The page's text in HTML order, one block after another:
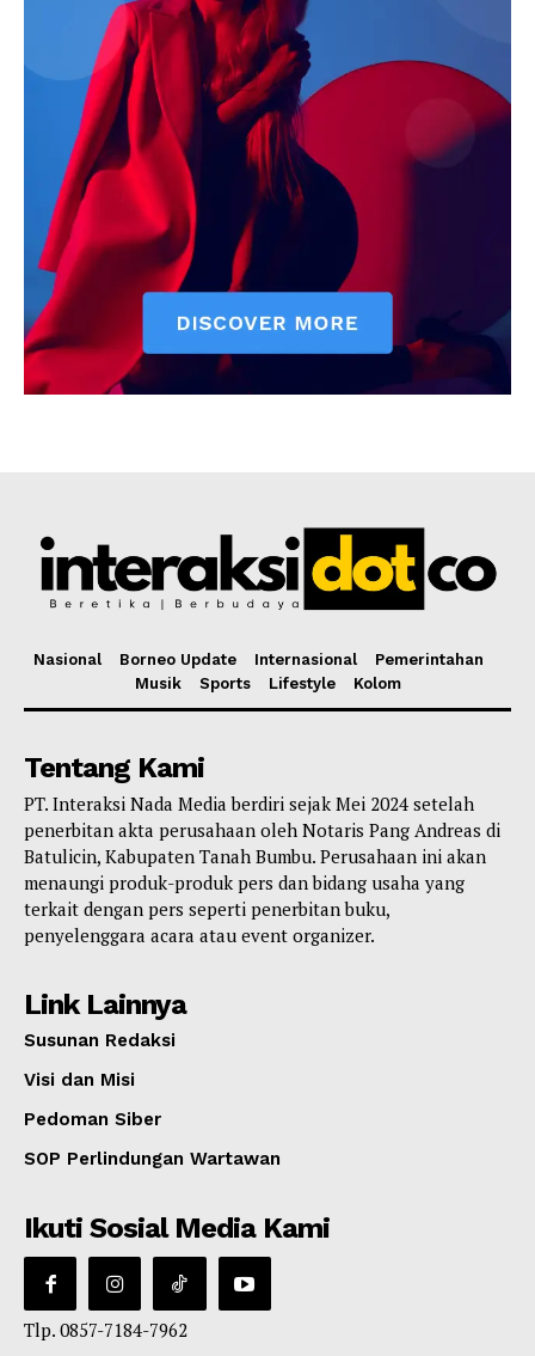
Nasional Borneo Update Internasional
Pemerintahan
Musik
Sports Lifestyle Kolom
Tentang Kami
PT. Interaksi Nada Media berdiri sejak Mei 2024 setelah
penerbitan akta perusahaan oleh Notaris Pang Andreas di
Batulicin, Kabupaten Tanah Bumbu. Perusahaan ini akan
menaungi produk-produk pers dan bidang usaha yang
terkait dengan pers seperti penerbitan buku,
penyelenggara acara atau event organizer.
Link Lainnya
Susunan Redaksi
Visi dan Misi
Pedoman Siber
SOP Perlindungan Wartawan
Ikuti Sosial Media Kami
Tlp. 0857-7184-7962